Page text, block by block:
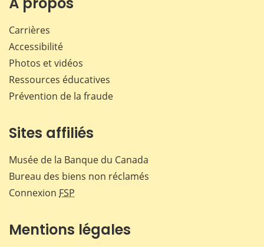
Carrières
Accessibilité
Photos et vidéos
Ressources éducatives
Prévention de la fraude
Sites affiliés
Musée de la Banque du Canada
Bureau des biens non réclamés
Connexion FSP
Mentions légales